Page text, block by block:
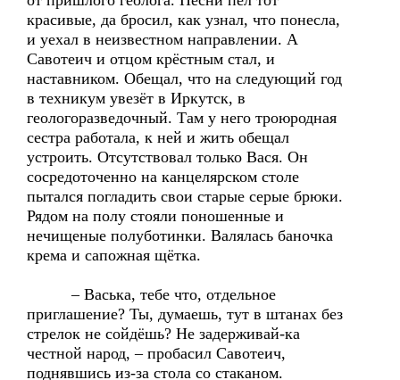
красивые, да бросил, как узнал, что понесла,
и уехал в неизвестном направлении. А
Савотеич и отцом крёстным стал, и
наставником. Обещал, что на следующий год
в техникум увезёт в Иркутск, в
геологоразведочный. Там у него троюродная
сестра работала, к ней и жить обещал
устроить. Отсутствовал только Вася. Он
сосредоточенно на канцелярском столе
пытался погладить свои старые серые брюки.
Рядом на полу стояли поношенные и
нечищеные полуботинки. Валялась баночка
крема и сапожная щётка.
– Васька, тебе что, отдельное
приглашение? Ты, думаешь, тут в штанах без
стрелок не сойдёшь? Не задерживай-ка
честной народ, – пробасил Савотеич,
поднявшись из-за стола со стаканом.